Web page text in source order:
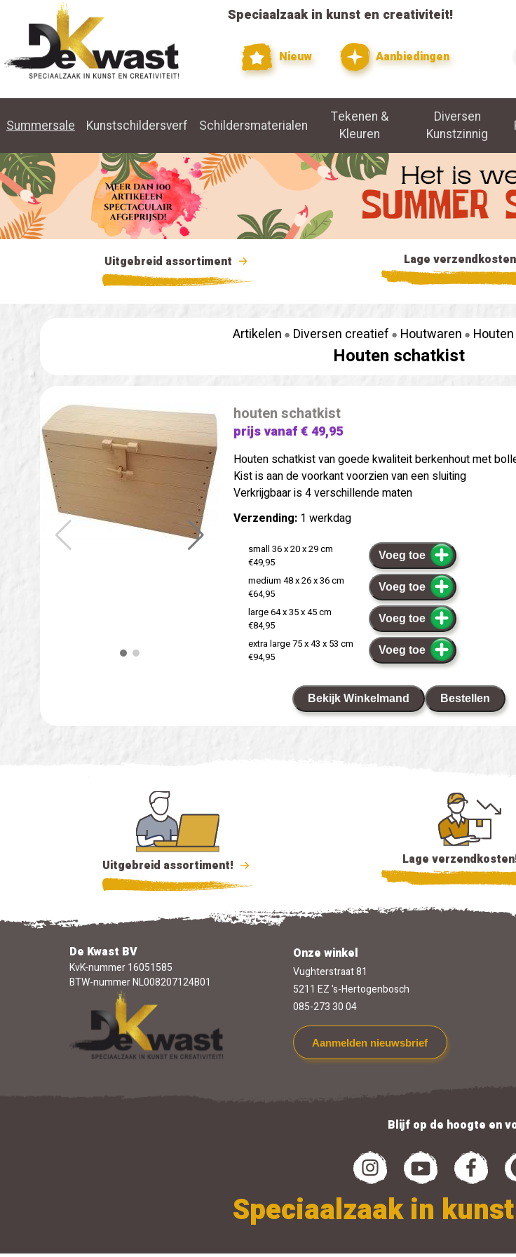
Speciaalzaak in kunst en creativiteit!
Nieuw Aanbiedingen
Zoeken
Summersale Kunstschildersverf Schildersmaterialen
Tekenen &
Kleuren
Diversen
Kunstzinnig
Uitgebreid assortiment Lage verzendkosten
Artikelen Diversen creatief Houtwaren
Houten schatkist
houten schatkist
prijs vanaf € 49,95
Houten schatkist van goede kwaliteit berkenhout met
Kist is aan de voorkant voorzien van een sluiting
Verkrijgbaar is 4 verschillende maten
Verzending: 1 werkdag
small 36 x 20 x 29 cm
€49,95
Voeg toe
medium 48 x 26 x 36 cm
€64,95
Voeg toe
large 64 x 35 x 45 cm
€84,95
Voeg toe
extra large 75 x 43 x 53 cm
€94,95
Voeg toe
Bekijk Winkelmand Bestellen
Uitgebreid assortiment! Lage
De Kwast BV
KvK-nummer 16051585
BTW-nummer NL008207124B01
Onze winkel
Vughterstraat 81
5211 EZ 's-Hertogenbosch
085-273 30 04
Aanmelden nieuwsbrief
Blijf op de hoogte en
Speciaalzaak in